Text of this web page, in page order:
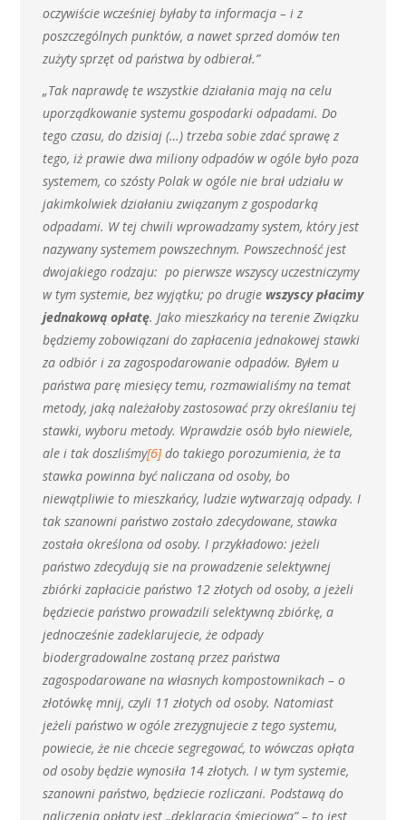
oczywiście wcześniej byłaby ta informacja – i z
poszczególnych punktów, a nawet sprzed domów ten
zużyty sprzęt od państwa by odbierał.”
„Tak naprawdę te wszystkie działania mają na celu
uporządkowanie systemu gospodarki odpadami. Do
tego czasu, do dzisiaj (…) trzeba sobie zdać sprawę z
tego, iż prawie dwa miliony odpadów w ogóle było poza
systemem, co szósty Polak w ogóle nie brał udziału w
jakimkolwiek działaniu związanym z gospodarką
odpadami. W tej chwili wprowadzamy system, który jest
nazywany systemem powszechnym. Powszechność jest
dwojakiego rodzaju: po pierwsze wszyscy uczestniczymy
w tym systemie, bez wyjątku; po drugie wszyscy płacimy
jednakową opłatę. Jako mieszkańcy na terenie Związku
będziemy zobowiązani do zapłacenia jednakowej stawki
za odbiór i za zagospodarowanie odpadów. Byłem u
państwa parę miesięcy temu, rozmawialiśmy na temat
metody, jaką należałoby zastosować przy określaniu tej
stawki, wyboru metody. Wprawdzie osób było niewiele,
ale i tak doszliśmy[6]do takiego porozumienia, że ta
stawka powinna być naliczana od osoby, bo
niewątpliwie to mieszkańcy, ludzie wytwarzają odpady. I
tak szanowni państwo zostało zdecydowane, stawka
została określona od osoby. I przykładowo: jeżeli
państwo zdecydują sie na prowadzenie selektywnej
zbiórki zapłacicie państwo 12 złotych od osoby, a jeżeli
będziecie państwo prowadzili selektywną zbiórkę, a
jednocześnie zadeklarujecie, że odpady
biodergradowalne zostaną przez państwa
zagospodarowane na własnych kompostownikach – o
złotówkę mnij, czyli 11 złotych od osoby. Natomiast
jeżeli państwo w ogóle zrezygnujecie z tego systemu,
powiecie, że nie chcecie segregować, to wówczas opłąta
od osoby będzie wynosiła 14 złotych. I w tym systemie,
szanowni państwo, będziecie rozliczani. Podstawą do
naliczenia opłaty jest „deklaracja śmieciowa” – to jest